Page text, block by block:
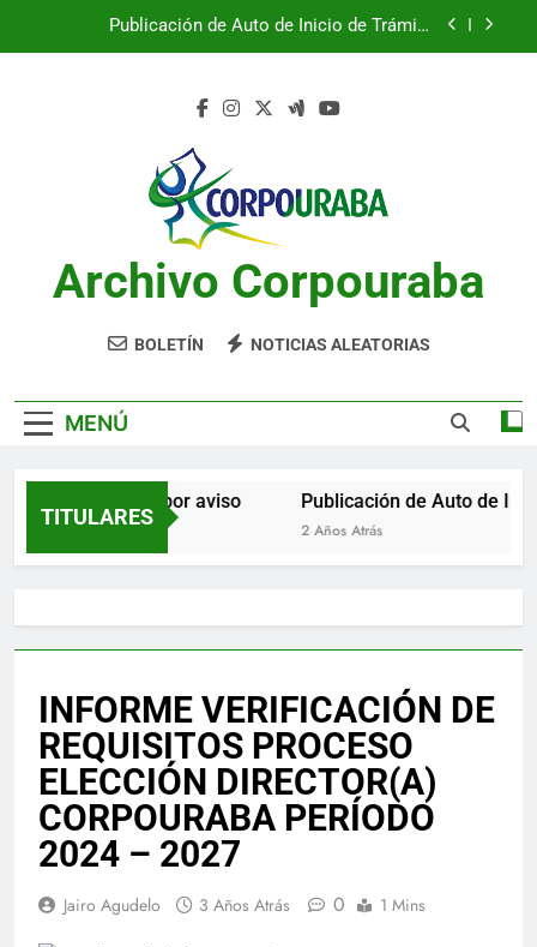
Publicación de Auto de Inicio de Trámite
Notificación por aviso
Publicación de Auto de Inicio de Trámite
Publicación de Auto de Inicio de Trámite
CITACIONES
Archivo Corpouraba
BOLETÍN NOTICIAS ALEATORIAS
MENÚ
TITULARES
Notificación por aviso
2 Años Atrás
Publicación de Auto de
2 Años Atrás
INFORME VERIFICACIÓN DE
REQUISITOS PROCESO
ELECCIÓN DIRECTOR(A)
CORPOURABA PERÍODO
2024 – 2027
Jairo Agudelo 3 Años Atrás 0 1 Mins